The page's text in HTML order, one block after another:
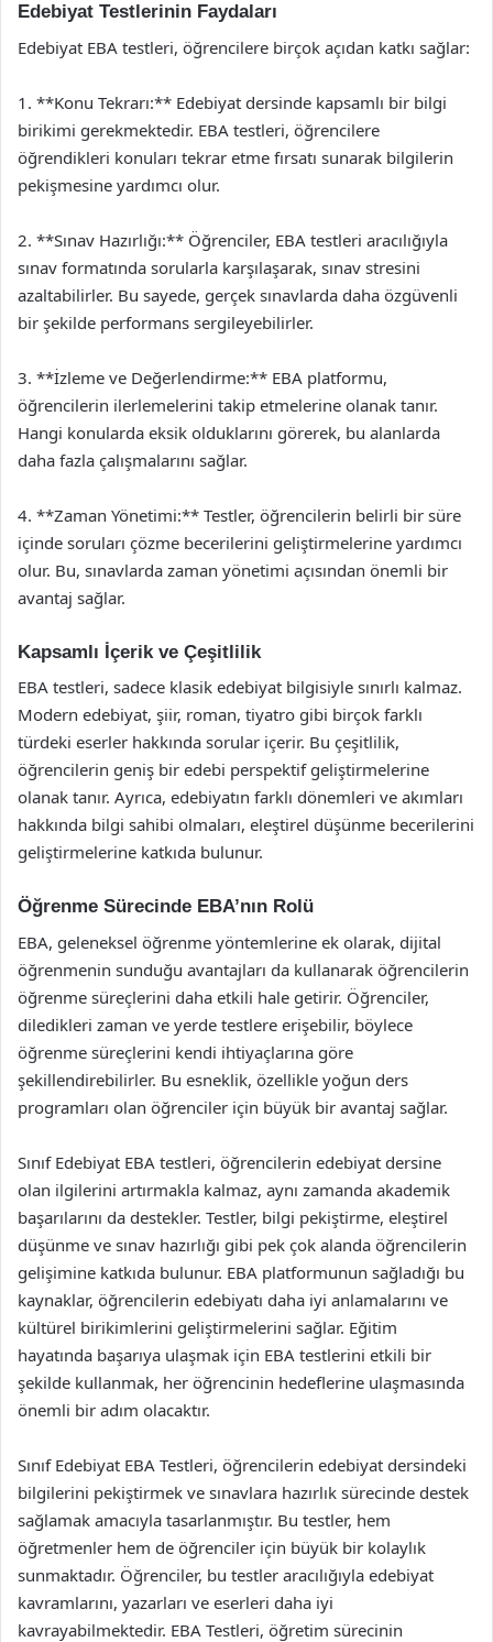
Edebiyat Testlerinin Faydaları
Edebiyat EBA testleri, öğrencilere birçok açıdan katkı sağlar:
1. **Konu Tekrarı:** Edebiyat dersinde kapsamlı bir bilgi
birikimi gerekmektedir. EBA testleri, öğrencilere
öğrendikleri konuları tekrar etme fırsatı sunarak bilgilerin
pekişmesine yardımcı olur.
2. **Sınav Hazırlığı:** Öğrenciler, EBA testleri aracılığıyla
sınav formatında sorularla karşılaşarak, sınav stresini
azaltabilirler. Bu sayede, gerçek sınavlarda daha özgüvenli
bir şekilde performans sergileyebilirler.
3. **İzleme ve Değerlendirme:** EBA platformu,
öğrencilerin ilerlemelerini takip etmelerine olanak tanır.
Hangi konularda eksik olduklarını görerek, bu alanlarda
daha fazla çalışmalarını sağlar.
4. **Zaman Yönetimi:** Testler, öğrencilerin belirli bir süre
içinde soruları çözme becerilerini geliştirmelerine yardımcı
olur. Bu, sınavlarda zaman yönetimi açısından önemli bir
avantaj sağlar.
Kapsamlı İçerik ve Çeşitlilik
EBA testleri, sadece klasik edebiyat bilgisiyle sınırlı kalmaz.
Modern edebiyat, şiir, roman, tiyatro gibi birçok farklı
türdeki eserler hakkında sorular içerir. Bu çeşitlilik,
öğrencilerin geniş bir edebi perspektif geliştirmelerine
olanak tanır. Ayrıca, edebiyatın farklı dönemleri ve akımları
hakkında bilgi sahibi olmaları, eleştirel düşünme becerilerini
geliştirmelerine katkıda bulunur.
Öğrenme Sürecinde EBA’nın Rolü
EBA, geleneksel öğrenme yöntemlerine ek olarak, dijital
öğrenmenin sunduğu avantajları da kullanarak öğrencilerin
öğrenme süreçlerini daha etkili hale getirir. Öğrenciler,
diledikleri zaman ve yerde testlere erişebilir, böylece
öğrenme süreçlerini kendi ihtiyaçlarına göre
şekillendirebilirler. Bu esneklik, özellikle yoğun ders
programları olan öğrenciler için büyük bir avantaj sağlar.
Sınıf Edebiyat EBA testleri, öğrencilerin edebiyat dersine
olan ilgilerini artırmakla kalmaz, aynı zamanda akademik
başarılarını da destekler. Testler, bilgi pekiştirme, eleştirel
düşünme ve sınav hazırlığı gibi pek çok alanda öğrencilerin
gelişimine katkıda bulunur. EBA platformunun sağladığı bu
kaynaklar, öğrencilerin edebiyatı daha iyi anlamalarını ve
kültürel birikimlerini geliştirmelerini sağlar. Eğitim
hayatında başarıya ulaşmak için EBA testlerini etkili bir
şekilde kullanmak, her öğrencinin hedeflerine ulaşmasında
önemli bir adım olacaktır.
Sınıf Edebiyat EBA Testleri, öğrencilerin edebiyat dersindeki
bilgilerini pekiştirmek ve sınavlara hazırlık sürecinde destek
sağlamak amacıyla tasarlanmıştır. Bu testler, hem
öğretmenler hem de öğrenciler için büyük bir kolaylık
sunmaktadır. Öğrenciler, bu testler aracılığıyla edebiyat
kavramlarını, yazarları ve eserleri daha iyi
kavrayabilmektedir. EBA Testleri, öğretim sürecinin